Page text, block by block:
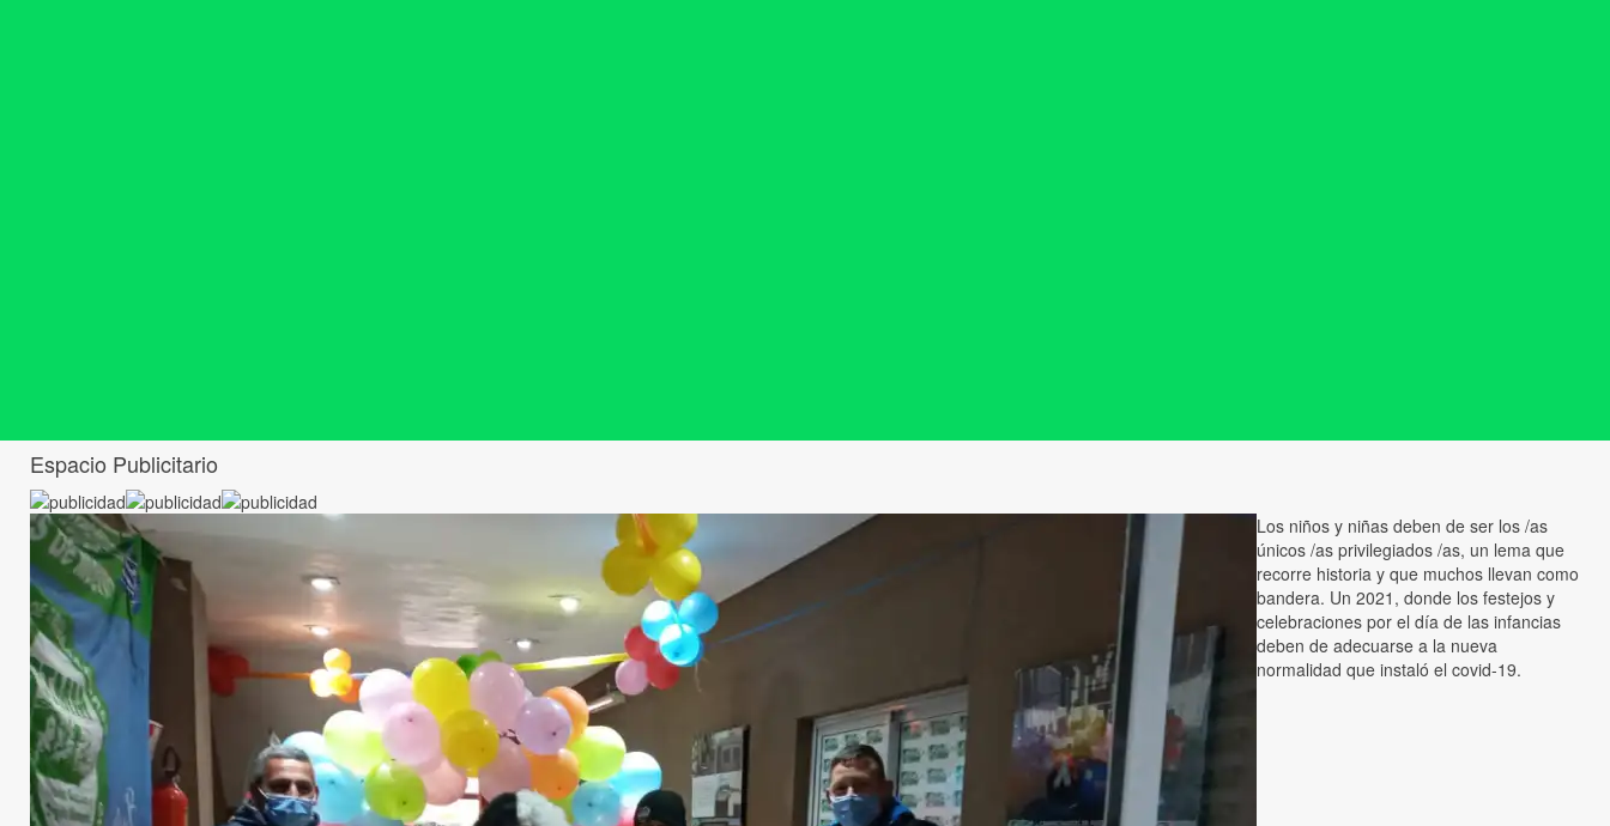
Espacio Publicitario
Los niños y niñas deben de ser los /as
únicos /as privilegiados /as, un lema que
recorre historia y que muchos llevan como
bandera. Un 2021, donde los festejos y
celebraciones por el día de las infancias
deben de adecuarse a la nueva
normalidad que instaló el covid-19.